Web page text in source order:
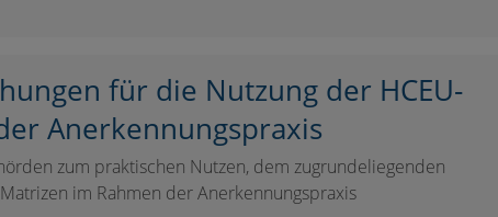
für die Nutzung der HCEU-
Anerkennungspraxis
zum praktischen Nutzen, dem zugrundeliegenden
im Rahmen der Anerkennungspraxis